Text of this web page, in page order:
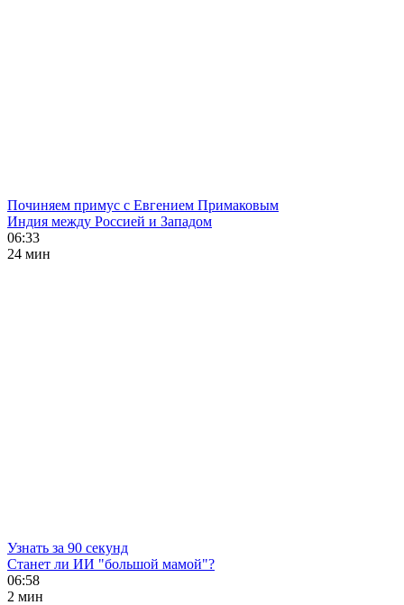
Починяем примус с Евгением Примаковым
Индия между Россией и Западом
06:33
24 мин
Узнать за 90 секунд
Станет ли ИИ "большой мамой"?
06:58
2 мин